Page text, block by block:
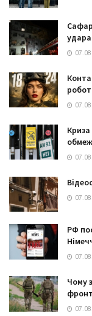
РФ
Чому